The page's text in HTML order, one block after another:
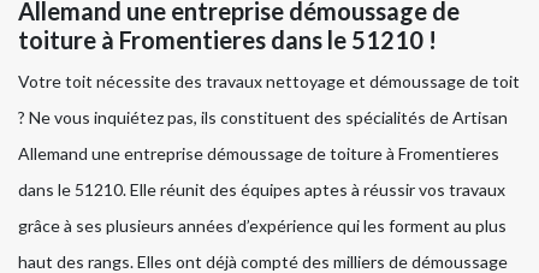
Allemand une entreprise démoussage de
toiture à Fromentieres dans le 51210 !
Votre toit nécessite des travaux nettoyage et démoussage de toit
? Ne vous inquiétez pas, ils constituent des spécialités de Artisan
Allemand une entreprise démoussage de toiture à Fromentieres
dans le 51210. Elle réunit des équipes aptes à réussir vos travaux
grâce à ses plusieurs années d’expérience qui les forment au plus
haut des rangs. Elles ont déjà compté des milliers de démoussage